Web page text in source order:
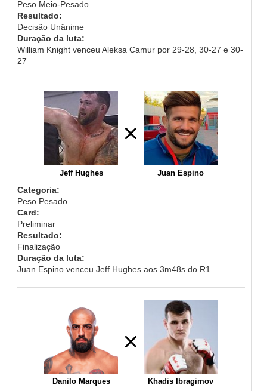
Peso Meio-Pesado
Resultado:
Decisão Unânime
Duração da luta:
William Knight venceu Aleksa Camur por 29-28, 30-27 e 30-
27
Jeff Hughes Juan Espino
Categoria:
Peso Pesado
Card:
Preliminar
Resultado:
Finalização
Duração da luta:
Juan Espino venceu Jeff Hughes aos 3m48s do R1
Danilo Marques Khadis Ibragimov